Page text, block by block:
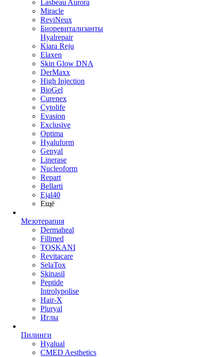
Lasbeau Aurora
Miracle
ReviNeux
Биоревитализанты
Hyalrepair
Kiara Reju
Elaxen
Skin Glow DNA
DerMaxx
High Injection
BioGel
Curenex
Cytolife
Evasion
Exclusive
Optima
Hyaluform
Genyal
Linerase
Nucleoform
Repart
Bellarti
Ejal40
Ещё
Мезотерапия
Dermaheal
Fillmed
TOSKANI
Revitacare
SelaTox
Skinasil
Peptide
Introlypolise
Hair-X
Pluryal
Иглы
Пилинги
Hyalual
CMED Aesthetics